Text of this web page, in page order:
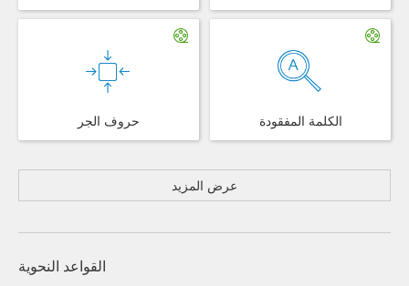
حروف الجر الكلمة المفقودة
عرض المزيد
القواعد النحوية